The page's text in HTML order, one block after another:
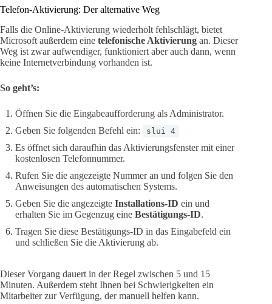
Telefon-Aktivierung: Der alternative Weg
Falls die Online-Aktivierung wiederholt fehlschlägt, bietet
Microsoft außerdem eine telefonische Aktivierung an. Dieser
Weg ist zwar aufwendiger, funktioniert aber auch dann, wenn
keine Internetverbindung vorhanden ist.
So geht’s:
Öffnen Sie die Eingabeaufforderung als Administrator.
Geben Sie folgenden Befehl ein:
slui 4
Es öffnet sich daraufhin das Aktivierungsfenster mit einer
kostenlosen Telefonnummer.
Rufen Sie die angezeigte Nummer an und folgen Sie den
Anweisungen des automatischen Systems.
Geben Sie die angezeigte Installations-ID ein und
erhalten Sie im Gegenzug eine Bestätigungs-ID.
Tragen Sie diese Bestätigungs-ID in das Eingabefeld ein
und schließen Sie die Aktivierung ab.
Dieser Vorgang dauert in der Regel zwischen 5 und 15
Minuten. Außerdem steht Ihnen bei Schwierigkeiten ein
Mitarbeiter zur Verfügung, der manuell helfen kann.